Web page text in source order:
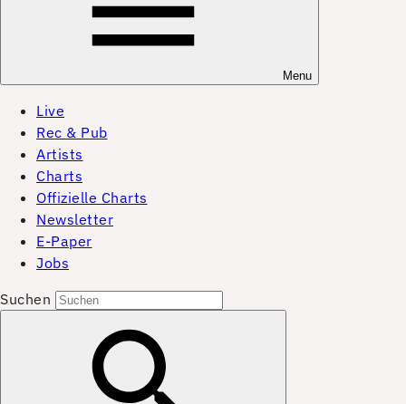
Menu
Live
Rec & Pub
Artists
Charts
Offizielle Charts
Newsletter
E-Paper
Jobs
Suchen